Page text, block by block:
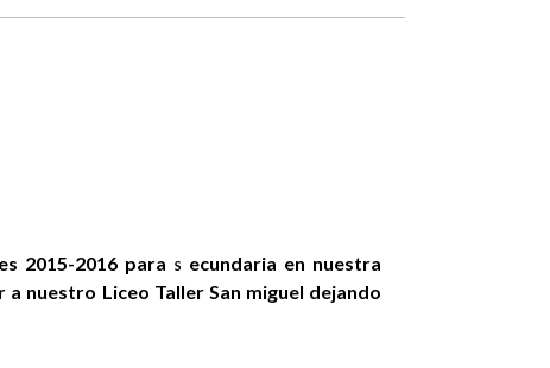
2015-2016 para S
ecundaria en nuestra
nuestro Liceo Taller San miguel dejando